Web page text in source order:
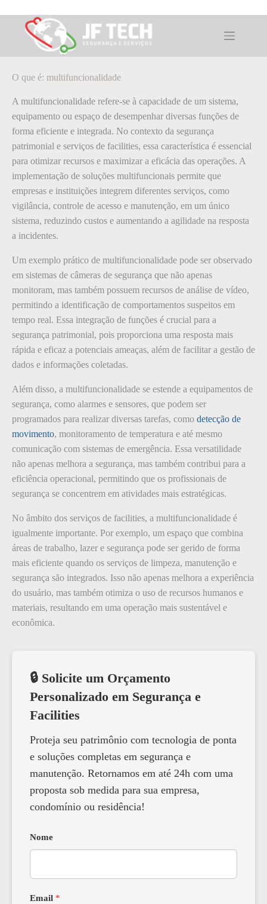
para
conteúdoO que é: multifuncionalidade
O que é: multifuncionalidade
A multifuncionalidade refere-se à capacidade de um sistema,
equipamento ou espaço de desempenhar diversas funções de
forma eficiente e integrada. No contexto da segurança
patrimonial e serviços de facilities, essa característica é essencial
para otimizar recursos e maximizar a eficácia das operações. A
implementação de soluções multifuncionais permite que
empresas e instituições integrem diferentes serviços, como
vigilância, controle de acesso e manutenção, em um único
sistema, reduzindo custos e aumentando a agilidade na resposta
a incidentes.
Um exemplo prático de multifuncionalidade pode ser observado
em sistemas de câmeras de segurança que não apenas
monitoram, mas também possuem recursos de análise de vídeo,
permitindo a identificação de comportamentos suspeitos em
tempo real. Essa integração de funções é crucial para a
segurança patrimonial, pois proporciona uma resposta mais
rápida e eficaz a potenciais ameaças, além de facilitar a gestão de
dados e informações coletadas.
Além disso, a multifuncionalidade se estende a equipamentos de
segurança, como alarmes e sensores, que podem ser
programados para realizar diversas tarefas, como detecção de
movimento, monitoramento de temperatura e até mesmo
comunicação com sistemas de emergência. Essa versatilidade
não apenas melhora a segurança, mas também contribui para a
eficiência operacional, permitindo que os profissionais de
segurança se concentrem em atividades mais estratégicas.
No âmbito dos serviços de facilities, a multifuncionalidade é
igualmente importante. Por exemplo, um espaço que combina
áreas de trabalho, lazer e segurança pode ser gerido de forma
mais eficiente quando os serviços de limpeza, manutenção e
segurança são integrados. Isso não apenas melhora a experiência
do usuário, mas também otimiza o uso de recursos humanos e
materiais, resultando em uma operação mais sustentável e
econômica.
🔒 Solicite um Orçamento
Personalizado em Segurança e
Facilities
Proteja seu patrimônio com tecnologia de ponta
e soluções completas em segurança e
manutenção. Retornamos em até 24h com uma
proposta sob medida para sua empresa,
condomínio ou residência!
Nome
Email *